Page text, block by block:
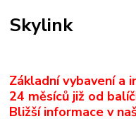
Skylink
Základní vybavení a
24 měsíců již od
Bližší informace v